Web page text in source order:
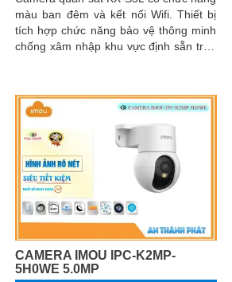
màu ban đêm và kết nối Wifi. Thiết bị
tích hợp chức năng bảo vệ thông minh
chống xâm nhập khu vực định sẵn trên
CAMERA IMOU IPC-K2MP-
5H0WE 5.0MP